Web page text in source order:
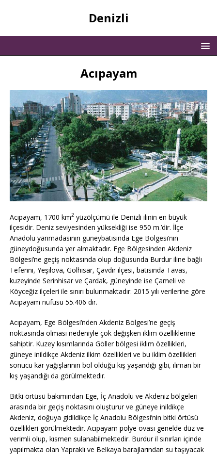
Denizli
Acıpayam
Acıpayam, 1700 km2 yüzölçümü ile Denizli ilinin en büyük
ilçesidir. Deniz seviyesinden yüksekliği ise 950 m.’dir. İlçe
Anadolu yarımadasının güneybatısında Ege Bölgesi’nin
güneydoğusunda yer almaktadır. Ege Bölgesinden Akdeniz
Bölgesi’ne geçiş noktasında olup doğusunda Burdur iline bağlı
Tefenni, Yeşilova, Gölhisar, Çavdır ilçesi, batısında Tavas,
kuzeyinde Serinhisar ve Çardak, güneyinde ise Çameli ve
Köyceğiz ilçeleri ile sınırı bulunmaktadır. 2015 yılı verilerine göre
Acıpayam nüfusu 55.406 dır.
Acıpayam, Ege Bölgesi’nden Akdeniz Bölgesi’ne geçiş
noktasında olması nedeniyle çok değişken iklim özelliklerine
sahiptir. Kuzey kısımlarında Göller bölgesi iklim özellikleri,
güneye inildikçe Akdeniz ilkim özellikleri ve bu iklim özellikleri
sonucu kar yağışlarının bol olduğu kış yaşandığı gibi, ılıman bir
kış yaşandığı da görülmektedir.
Bitki örtüsü bakımından Ege, İç Anadolu ve Akdeniz bölgeleri
arasında bir geçiş noktasını oluşturur ve güneye inildikçe
Akdeniz, doğuya gidildikçe İç Anadolu Bölgesi’nin bitki örtüsü
özellikleri görülmektedir. Acıpayam polye ovası genelde düz ve
verimli olup, kısmen sulanabilmektedir. Burdur il sınırları içinde
yapılmakta olan Yapraklı ve Belkaya barajlarından su taşıyacak